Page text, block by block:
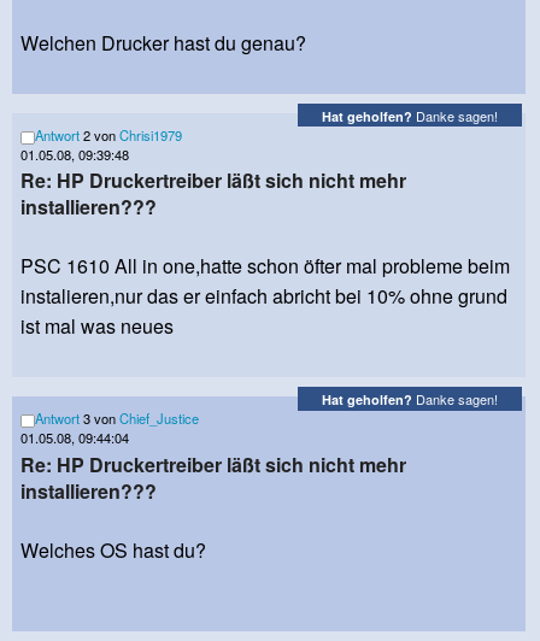
Welchen Drucker hast du genau?
Hat geholfen? Danke sagen!
Antwort2 vonChrisi1979
01.05.08, 09:39:48
Re: HP Druckertreiber läßt sich nicht mehr
installieren???
PSC 1610 All in one,hatte schon öfter mal probleme beim
instalieren,nur das er einfach abricht bei 10% ohne grund
ist mal was neues
Hat geholfen? Danke sagen!
Antwort3 vonChief_Justice
01.05.08, 09:44:04
Re: HP Druckertreiber läßt sich nicht mehr
installieren???
Welches OS hast du?